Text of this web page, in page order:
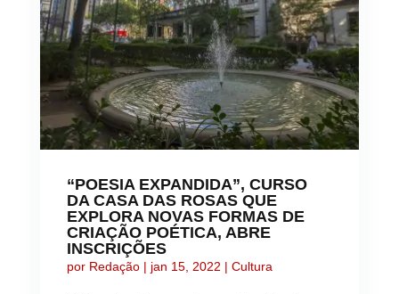
“POESIA EXPANDIDA”, CURSO
DA CASA DAS ROSAS QUE
EXPLORA NOVAS FORMAS DE
CRIAÇÃO POÉTICA, ABRE
INSCRIÇÕES
por Redação| jan 15, 2022 | Cultura